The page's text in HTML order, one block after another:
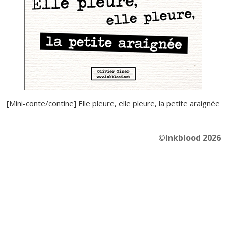
[Mini-conte/contine] Elle pleure, elle pleure, la petite araignée
©Inkblood 2026